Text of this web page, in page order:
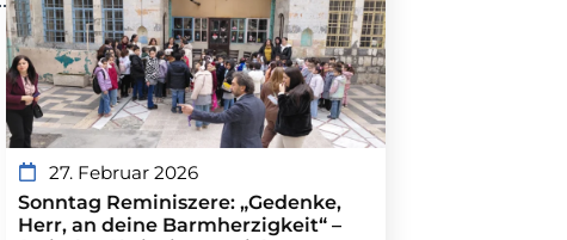
27. Februar 2026
Sonntag Reminiszere: „Gedenke,
Herr, an deine Barmherzigkeit“ –